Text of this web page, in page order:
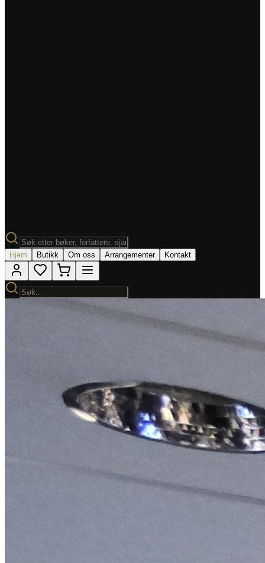
Hjem Butikk Om oss Arrangementer Kontakt